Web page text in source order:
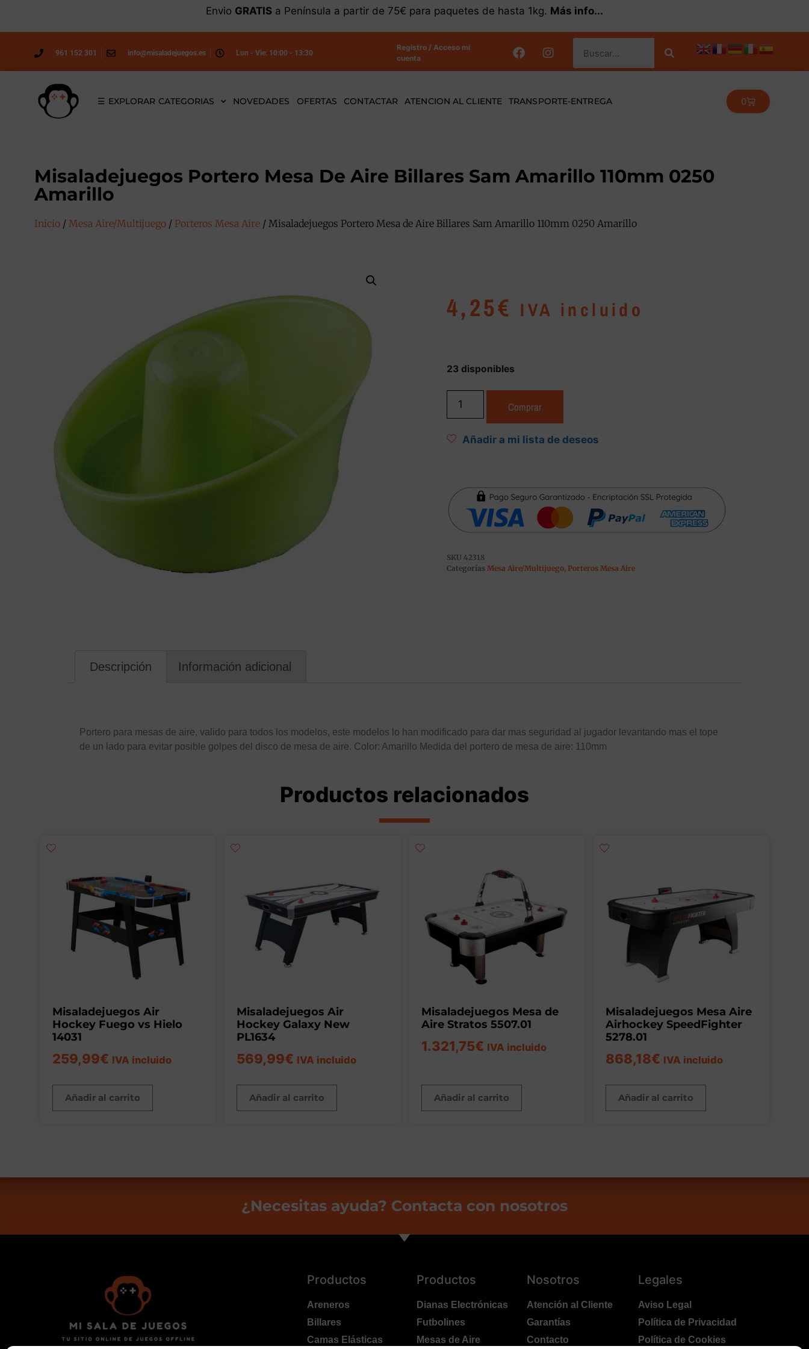
Envio GRATIS a Península a partir de 75€ para paquetes de hasta 1kg. Más info...
961 152 301 info@misaladejuegos.es Lun - Vie: 10:00 - 13:30
Registro / Acceso mi
cuenta
☰ EXPLORAR CATEGORIAS NOVEDADES OFERTAS CONTACTAR ATENCION AL CLIENTE TRANSPORTE-ENTREGA 0
Misaladejuegos Portero Mesa De Aire Billares Sam Amarillo 110mm 0250
Amarillo
Inicio / Mesa Aire/Multijuego / Porteros Mesa Aire / Misaladejuegos Portero Mesa de Aire Billares Sam Amarillo 110mm 0250 Amarillo
4,25€ IVA incluido
23 disponibles
Comprar
Añadir a mi lista de deseos
SKU 42318
Categorías Mesa Aire/Multijuego, Porteros Mesa Aire
Descripción Información adicional
Portero para mesas de aire, valido para todos los modelos, este modelos lo han modificado para dar mas seguridad al jugador levantando mas el tope
de un lado para evitar posible golpes del disco de mesa de aire. Color: Amarillo Medida del portero de mesa de aire: 110mm
Productos relacionados
Misaladejuegos Air
Hockey Fuego vs Hielo
14031
259,99€ IVA incluido
Añadir al carrito
Misaladejuegos Air
Hockey Galaxy New
PL1634
569,99€ IVA incluido
Añadir al carrito
Misaladejuegos Mesa de
Aire Stratos 5507.01
1.321,75€ IVA incluido
Añadir al carrito
Misaladejuegos Mesa Aire
Airhockey SpeedFighter
5278.01
868,18€ IVA incluido
Añadir al carrito
¿Necesitas ayuda? Contacta con nosotros
Productos
Areneros
Billares
Camas Elásticas
Productos
Dianas Electrónicas
Futbolines
Mesas de Aire
Nosotros
Atención al Cliente
Garantías
Contacto
Legales
Aviso Legal
Política de Privacidad
Política de Cookies